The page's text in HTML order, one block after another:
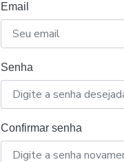
Email
Senha
Confirmar senha